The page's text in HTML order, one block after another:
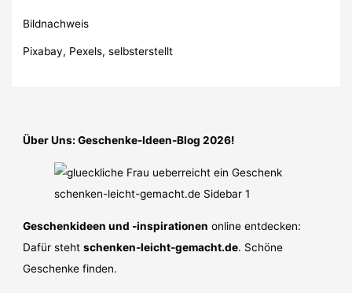
Bildnachweis
Pixabay, Pexels, selbsterstellt
Über Uns: Geschenke-Ideen-Blog 2026!
Geschenkideen und -inspirationen online entdecken:
Dafür stehtschenken-leicht-gemacht.de. Schöne
Geschenke finden.